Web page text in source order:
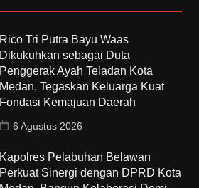
Rico Tri Putra Bayu Waas
Dikukuhkan sebagai Duta
Penggerak Ayah Teladan Kota
Medan, Tegaskan Keluarga Kuat
Fondasi Kemajuan Daerah
6 Agustus 2026
Kapolres Pelabuhan Belawan
Perkuat Sinergi dengan DPRD Kota